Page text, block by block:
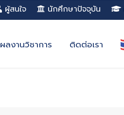
ผู้สนใจ นักศึกษาปัจจุบัน
ผลงานวิชาการ ติดต่อเรา